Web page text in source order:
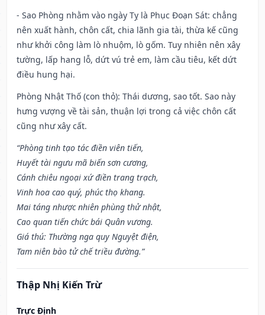
- Sao Phòng nhằm vào ngày Tỵ là Phục Đoạn Sát: chẳng
nên xuất hành, chôn cất, chia lãnh gia tài, thừa kế cũng
như khởi công làm lò nhuộm, lò gốm. Tuy nhiên nên xây
tường, lấp hang lỗ, dứt vú trẻ em, làm cầu tiêu, kết dứt
điều hung hại.
Phòng Nhật Thố (con thỏ): Thái dương, sao tốt. Sao này
hưng vượng về tài sản, thuận lợi trong cả việc chôn cất
cũng như xây cất.
“Phòng tinh tạo tác điền viên tiến,
Huyết tài ngưu mã biến sơn cương,
Cánh chiêu ngoại xứ điền trang trạch,
Vinh hoa cao quý, phúc thọ khang.
Mai táng nhược nhiên phùng thử nhật,
Cao quan tiến chức bái Quân vương.
Giá thú: Thường nga quy Nguyệt điện,
Tam niên bào tử chế triều đường.”
Thập Nhị Kiến Trừ
Trực Định